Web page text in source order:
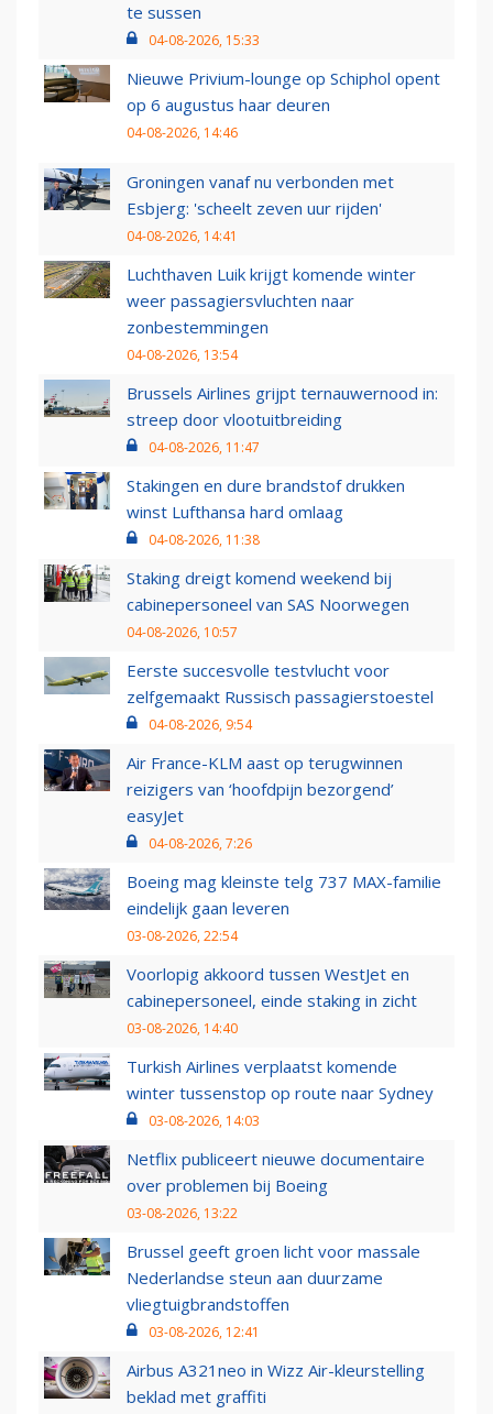
te sussen
04-08-2026, 15:33
Nieuwe Privium-lounge op Schiphol opent
op 6 augustus haar deuren
04-08-2026, 14:46
Groningen vanaf nu verbonden met
Esbjerg: 'scheelt zeven uur rijden'
04-08-2026, 14:41
Luchthaven Luik krijgt komende winter
weer passagiersvluchten naar
zonbestemmingen
04-08-2026, 13:54
Brussels Airlines grijpt ternauwernood in:
streep door vlootuitbreiding
04-08-2026, 11:47
Stakingen en dure brandstof drukken
winst Lufthansa hard omlaag
04-08-2026, 11:38
Staking dreigt komend weekend bij
cabinepersoneel van SAS Noorwegen
04-08-2026, 10:57
Eerste succesvolle testvlucht voor
zelfgemaakt Russisch passagierstoestel
04-08-2026, 9:54
Air France-KLM aast op terugwinnen
reizigers van ‘hoofdpijn bezorgend’
easyJet
04-08-2026, 7:26
Boeing mag kleinste telg 737 MAX-familie
eindelijk gaan leveren
03-08-2026, 22:54
Voorlopig akkoord tussen WestJet en
cabinepersoneel, einde staking in zicht
03-08-2026, 14:40
Turkish Airlines verplaatst komende
winter tussenstop op route naar Sydney
03-08-2026, 14:03
Netflix publiceert nieuwe documentaire
over problemen bij Boeing
03-08-2026, 13:22
Brussel geeft groen licht voor massale
Nederlandse steun aan duurzame
vliegtuigbrandstoffen
03-08-2026, 12:41
Airbus A321neo in Wizz Air-kleurstelling
beklad met graffiti